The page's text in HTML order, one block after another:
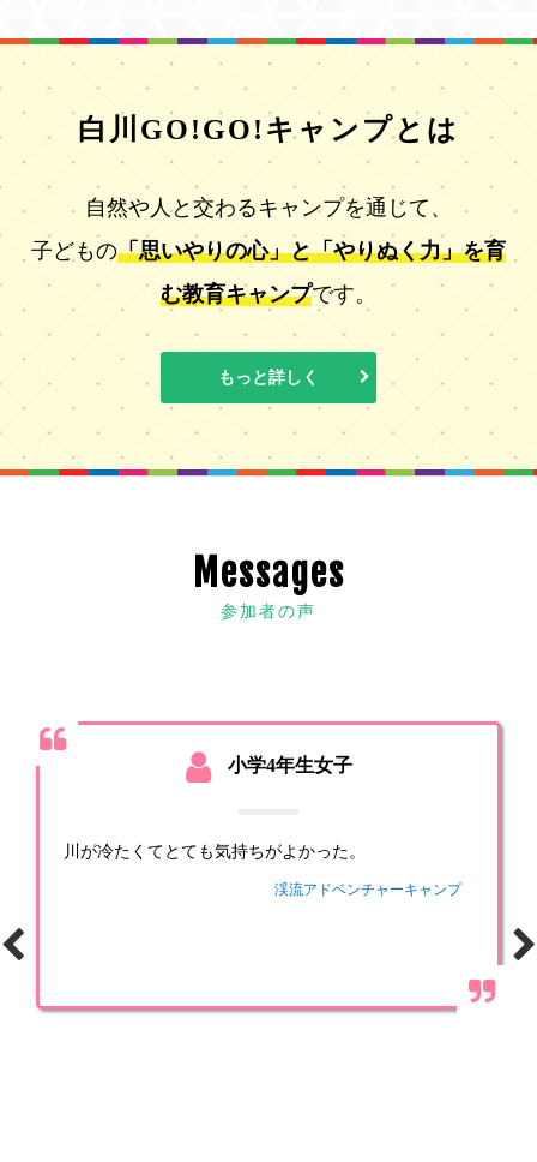
白川GO!GO!キャンプとは
自然や人と交わるキャンプを通じて、
子どもの「思いやりの心」と「やりぬく力」を育
む教育キャンプです。
もっと詳しく
Messages
参加者の声
小学4年生女子
川が冷たくてとても気持ちがよかった。
渓流アドベンチャーキャンプ